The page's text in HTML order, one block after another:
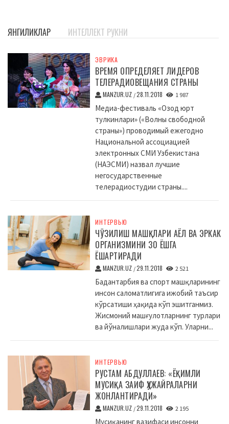
ЯНГИЛИКЛАР ИНТЕЛЛЕКТ РУКНИ
ЭВРИКА
ВРЕМЯ ОПРЕДЕЛЯЕТ ЛИДЕРОВ
ТЕЛЕРАДИОВЕЩАНИЯ СТРАНЫ
MANZUR.UZ /28.11.2018 1 987
Медиа-фестиваль «Озод юрт
тулкинлари» («Волны свободной
страны») проводимый ежегодно
Национальной ассоциацией
электронных СМИ Узбекистана
(НАЭСМИ) назвал лучшие
негосударственные
телерадиостудии страны....
ИНТЕРВЬЮ
ЧЎЗИЛИШ МАШҚЛАРИ АЁЛ ВА ЭРКАК
ОРГАНИЗМИНИ 30 ЁШГА
ЁШАРТИРАДИ
MANZUR.UZ /29.11.2018 2 521
Бадантарбия ва спорт машқларининг
инсон саломатлигига ижобий таъсир
кўрсатиши ҳақида кўп эшитганмиз.
Жисмоний машғулотларнинг турлари
ва йўналишлари жуда кўп. Уларни...
ИНТЕРВЬЮ
РУСТАМ АБДУЛЛАЕВ: «ЁҚИМЛИ
МУСИҚА ЗАИФ ҲУЖАЙРАЛАРНИ
ЖОНЛАНТИРАДИ»
MANZUR.UZ /29.11.2018 2 195
Мусиқанинг вазифаси инсонни